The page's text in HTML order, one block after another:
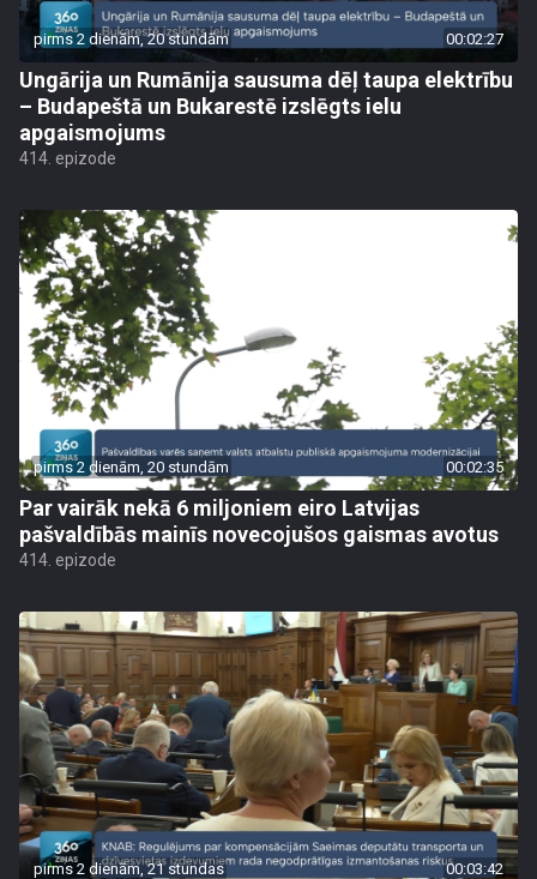
pirms 2 dienām, 20 stundām 00:02:27
Ungārija un Rumānija sausuma dēļ taupa elektrību
– Budapeštā un Bukarestē izslēgts ielu
apgaismojums
414. epizode
pirms 2 dienām, 20 stundām 00:02:35
Par vairāk nekā 6 miljoniem eiro Latvijas
pašvaldībās mainīs novecojušos gaismas avotus
414. epizode
pirms 2 dienām, 21 stundas 00:03:42